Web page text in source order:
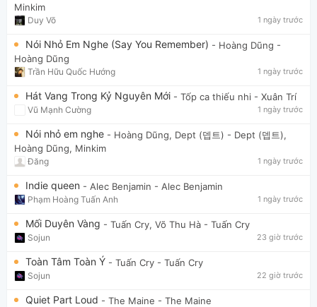
Minkim
Duy Võ 1 ngày trước
Nói Nhỏ Em Nghe (Say You Remember) - Hoàng Dũng -
Hoàng Dũng
Trần Hữu Quốc Hướng 1 ngày trước
Hát Vang Trong Kỷ Nguyên Mới - Tốp ca thiếu nhi - Xuân Trí
Vũ Mạnh Cường 1 ngày trước
Nói nhỏ em nghe - Hoàng Dũng, Dept (뎁트) - Dept (뎁트),
Hoàng Dũng, Minkim
Đăng 1 ngày trước
Indie queen - Alec Benjamin - Alec Benjamin
Phạm Hoàng Tuấn Anh 1 ngày trước
Mối Duyên Vàng - Tuấn Cry, Võ Thu Hà - Tuấn Cry
Sojun 23 giờ trước
Toàn Tâm Toàn Ý - Tuấn Cry - Tuấn Cry
Sojun 22 giờ trước
Quiet Part Loud - The Maine - The Maine